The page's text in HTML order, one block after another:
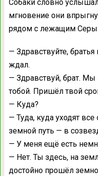
Собаки словно
мгновение они
рядом с лежащим
— Здравствуйте,
ждал.
— Здравствуй, брат. Мы
тобой. Пришёл твой
— Куда?
— Туда, куда уходят
земной путь — в
— У меня ещё есть
— Нет. Ты здесь, на
достойно прошёл